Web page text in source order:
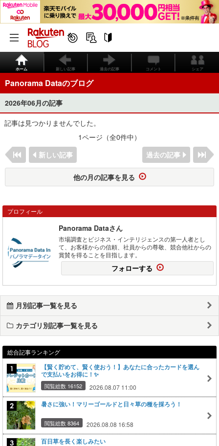
ホーム 新しい記事 過去の記事 コメント シェア
Panorama Dataのブログ
2026年06月の記事
記事は見つかりませんでした。
1ページ（全0件中）
新しい記事
過去の記事
他の月の記事を見る
プロフィール
Panorama Dataさん
市場調査とビジネス・インテリジェンスの第一人者とし
て、お客様からの信頼、社員からの尊敬、競合他社からの
賞賛を得ることを目指します。
フォローする
月別記事一覧を見る
カテゴリ別記事一覧を見る
総合記事ランキング
【賢く貯めて、賢く使おう！】あなたに合ったカードを選ん
で支払いをお得に！✨
閲覧総数 16152 2026.08.07 11:00
暑さに強い！マリーゴールドと日々草の種を採ろう！
閲覧総数 8364 2026.08.08 16:58
百日草を長く楽しみたい